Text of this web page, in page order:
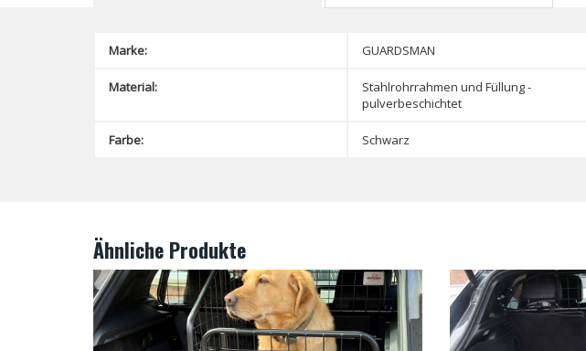
Marke: GUARDSMAN
Material:
Stahlrohrrahmen und Füllung -
pulverbeschichtet
Farbe: Schwarz
Ähnliche Produkte